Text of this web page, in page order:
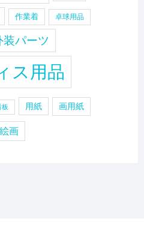
作業着 卓球用品
装パーツ
ス用品
板 用紙 画用紙
絵画